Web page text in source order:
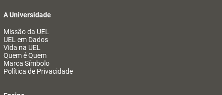
A Universidade
Missão da UEL
UEL em Dados
Vida na UEL
Quem é Quem
Marca Símbolo
Política de Privacidade